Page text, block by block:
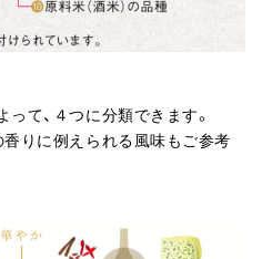
て、４つに分類できます。
りに例えられる風味もご参考